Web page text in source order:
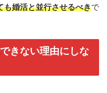
も婚活と並行させるべきで
きない理由にしな